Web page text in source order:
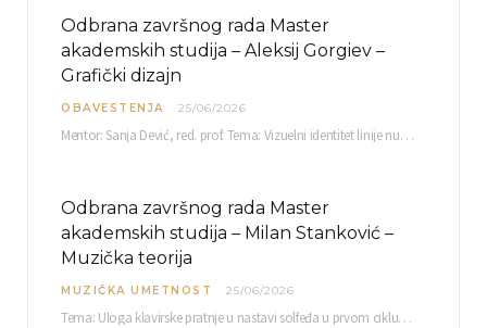
Odbrana završnog rada Master
akademskih studija – Aleksij Gorgiev –
Grafički dizajn
OBAVESTENJA 25/06/2026
Mentor: Sanja Dević, red. prof. Tema: Vizuelni identitet linije nutricionističkih proizvoda Vita+: Od ambalaže do multimedijalne komunikacije Petak, 03. 07.…
Odbrana završnog rada Master
akademskih studija – Milan Stanković –
Muzička teorija
MUZIČKA UMETNOST 25/06/2026
Tema: Uloga klavirske pratnje u nastavi solfeđa u prvom ciklusu osnovne muzičke škole Mentor…